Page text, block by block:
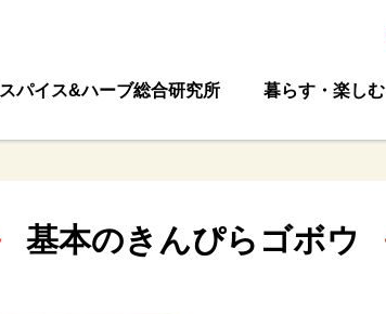
スパイス&ハーブ総合研究所 暮らす・楽しむ
基本のきんぴらゴボウ